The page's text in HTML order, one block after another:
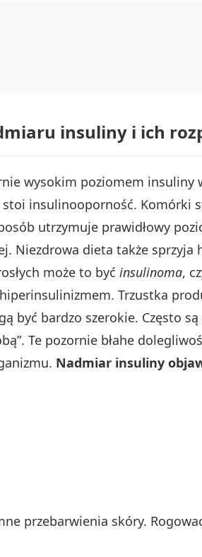
insuliny i ich
wysokim poziomem insuliny
insulinooporność. Komórki
utrzymuje prawidłowy
Niezdrowa dieta także
może to być insulinoma,
Trzustka
być bardzo szerokie. Często
Te pozornie błahe
Nadmiar insuliny
przebarwienia skóry.